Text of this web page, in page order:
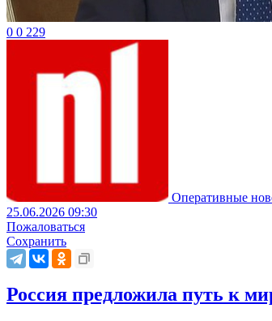
0 0 229
Оперативные
25.06.2026 09:30
Пожаловаться
Сохранить
Россия предложила путь к